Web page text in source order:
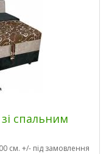
спальним
см. +/- під замовлення